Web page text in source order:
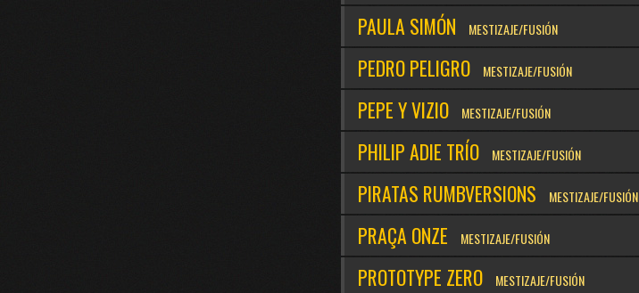
PAULA SIMÓN MESTIZAJE/FUSIÓN
PEDRO PELIGRO MESTIZAJE/FUSIÓN
PEPE Y VIZIO MESTIZAJE/FUSIÓN
PHILIP ADIE TRÍO MESTIZAJE/FUSIÓN
PIRATAS RUMBVERSIONS MESTIZAJE/FUSIÓN
PRAÇA ONZE MESTIZAJE/FUSIÓN
PROTOTYPE ZERO MESTIZAJE/FUSIÓN